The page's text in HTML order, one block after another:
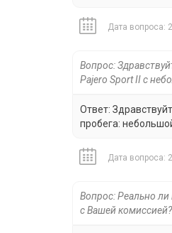
Дата вопроса:
Вопрос:
Pajero Sport II с
Ответ:
пробега:
Дата вопроса:
Вопрос: Реально
с Вашей комиссией?